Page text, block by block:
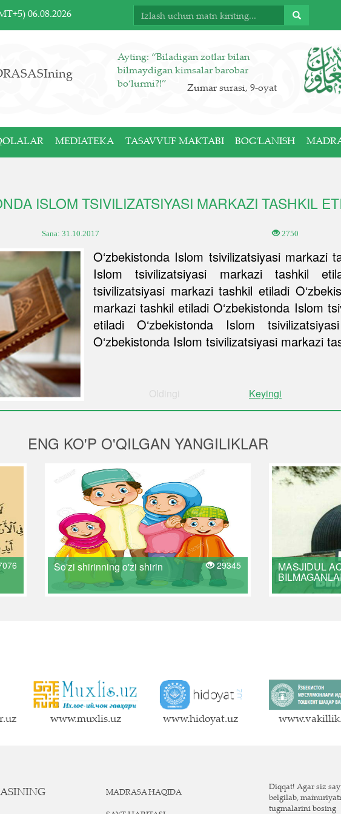
06.08.2026
Ayting: “Biladigan zotlar bilan
bilmaydigan kimsalar barobar
bo‘lurmi?!”
Zumar surasi, 9-oyat
MEDIATEKA TASAVVUF MAKTABI BOG'LANISH
ISLOM TSIVILIZATSIYASI MARKAZI TASHKIL
Sana: 31.10.2017 2750
O‘zbekistonda Islom tsivilizatsiyasi markazi
Islom tsivilizatsiyasi markazi tashkil
tsivilizatsiyasi markazi tashkil etiladi
markazi tashkil etiladi O‘zbekistonda Islom
etiladi O‘zbekistonda Islom
O‘zbekistonda Islom tsivilizatsiyasi markazi
Oldingi Keyingi
ENG KO'P O'QILGAN YANGILIKLAR
So'zi shirinning o'zi shirin 29345 MASJIDUL
www.muxlis.uz www.hidoyat.uz
MADRASA HAQIDA
Diqqat! Agar siz
belgilab,
tugmalarini bosing